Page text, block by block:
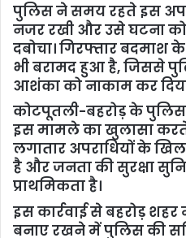
पुलिस ने समय रहते इस
नजर रखी और उसे घटना
दबोचा। गिरफ्तार बदमाश
भी बरामद हुआ है, जिससे
आशंका को नाकाम कर
कोटपूतली-बहरोड़ के पुलिस
इस मामले का खुलासा
लगातार अपराधियों के
है और जनता की सुरक्षा
प्राथमिकता है।
इस कार्रवाई से बहरोड़
बनाए रखने में पुलिस की